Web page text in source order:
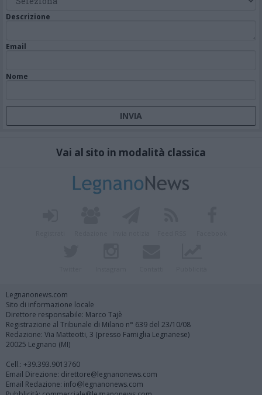
Descrizione
Email
Nome
Vai al sito in modalità classica
Legnanonews.com
Sito di informazione locale
Direttore responsabile: Marco Tajè
Registrazione al Tribunale di Milano n° 639 del 23/10/08
Redazione: Via Matteotti, 3 (presso Famiglia Legnanese)
20025 Legnano (MI)
Cell.: +39.393.9013760
Email Direzione: direttore@legnanonews.com
Email Redazione: info@legnanonews.com